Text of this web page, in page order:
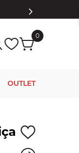
0
OUTLET